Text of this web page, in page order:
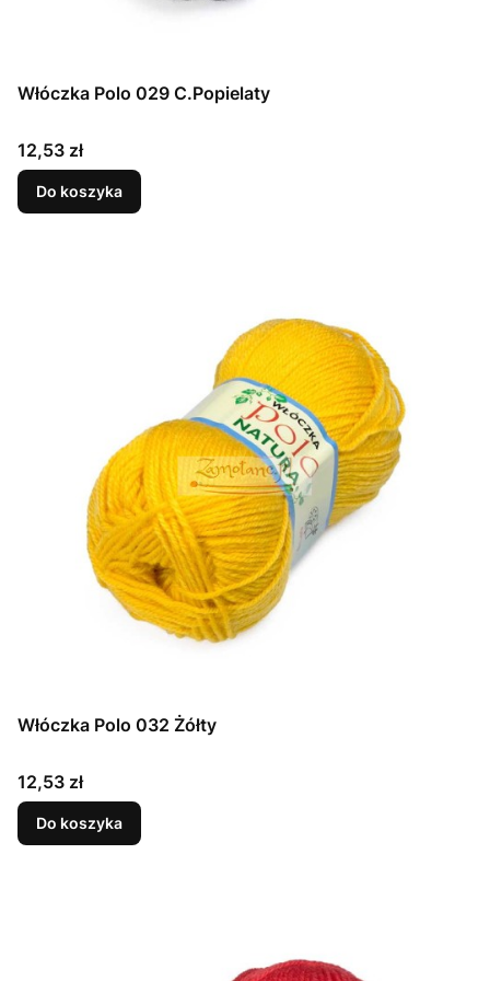
Włóczka Polo 029 C.Popielaty
Cena
12,53 zł
Do koszyka
Włóczka Polo 032 Żółty
Cena
12,53 zł
Do koszyka